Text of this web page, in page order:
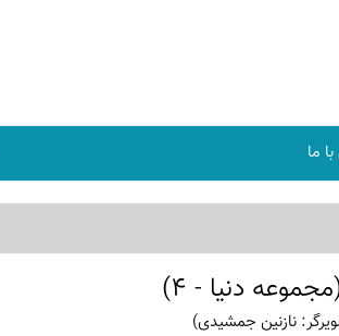
ما
دنیا - 4)
نازنین جمشیدی)